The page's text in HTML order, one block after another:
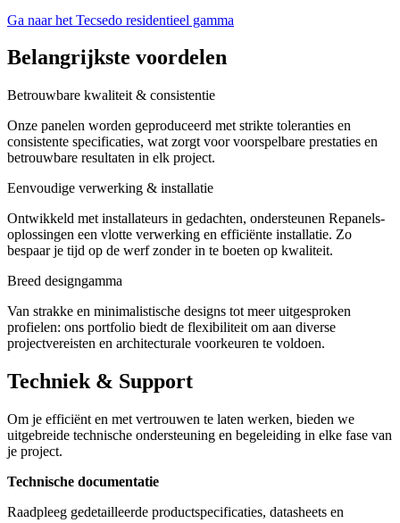
Ga naar het Tecsedo residentieel gamma
Belangrijkste voordelen
Betrouwbare kwaliteit & consistentie
Onze panelen worden geproduceerd met strikte toleranties en
consistente specificaties, wat zorgt voor voorspelbare prestaties en
betrouwbare resultaten in elk project.
Eenvoudige verwerking & installatie
Ontwikkeld met installateurs in gedachten, ondersteunen Repanels-
oplossingen een vlotte verwerking en efficiënte installatie. Zo
bespaar je tijd op de werf zonder in te boeten op kwaliteit.
Breed designgamma
Van strakke en minimalistische designs tot meer uitgesproken
profielen: ons portfolio biedt de flexibiliteit om aan diverse
projectvereisten en architecturale voorkeuren te voldoen.
Techniek & Support
Om je efficiënt en met vertrouwen te laten werken, bieden we
uitgebreide technische ondersteuning en begeleiding in elke fase van
je project.
Technische documentatie
Raadpleeg gedetailleerde productspecificaties, datasheets en